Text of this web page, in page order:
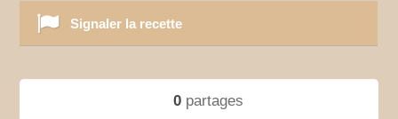
Signaler la recette
0partages